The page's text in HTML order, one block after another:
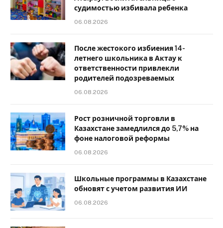
судимостью избивала ребенка
06.08.2026
После жестокого избиения 14-
летнего школьника в Актау к
ответственности привлекли
родителей подозреваемых
06.08.2026
Рост розничной торговли в
Казахстане замедлился до 5,7% на
фоне налоговой реформы
06.08.2026
Школьные программы в Казахстане
обновят с учетом развития ИИ
06.08.2026